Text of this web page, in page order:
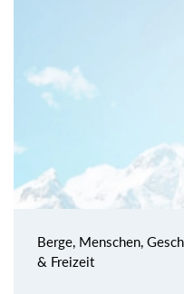
Berge, Menschen,
& Freizeit